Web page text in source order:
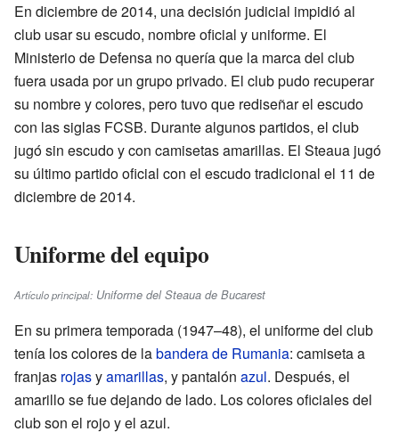
En diciembre de 2014, una decisión judicial impidió al
club usar su escudo, nombre oficial y uniforme. El
Ministerio de Defensa no quería que la marca del club
fuera usada por un grupo privado. El club pudo recuperar
su nombre y colores, pero tuvo que rediseñar el escudo
con las siglas FCSB. Durante algunos partidos, el club
jugó sin escudo y con camisetas amarillas. El Steaua jugó
su último partido oficial con el escudo tradicional el 11 de
diciembre de 2014.
Uniforme del equipo
Artículo principal: Uniforme del Steaua de Bucarest
En su primera temporada (1947–48), el uniforme del club
tenía los colores de labandera de Rumania: camiseta a
franjas rojasyamarillas, y pantalón azul. Después, el
amarillo se fue dejando de lado. Los colores oficiales del
club son el rojo y el azul.